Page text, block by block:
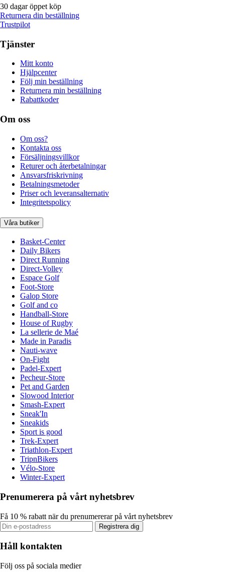
30 dagar öppet köp
Returnera din beställning
Trustpilot
Tjänster
Mitt konto
Hjälpcenter
Följ min beställning
Returnera min beställning
Rabattkoder
Om oss
Om oss?
Kontakta oss
Försäljningsvillkor
Returer och återbetalningar
Ansvarsfriskrivning
Betalningsmetoder
Priser och leveransalternativ
Integritetspolicy
Våra butiker
Basket-Center
Daily Bikers
Direct Running
Direct-Volley
Espace Golf
Foot-Store
Galop Store
Golf and co
Handball-Store
House of Rugby
La sellerie de Maé
Made in Paradis
Nauti-wave
On-Fight
Padel-Expert
Pecheur-Store
Pet and Garden
Slowood Interior
Smash-Expert
Sneak'In
Sneakids
Sport is good
Trek-Expert
Triathlon-Expert
TripnBikers
Vélo-Store
Winter-Expert
Prenumerera på vårt nyhetsbrev
Få 10 % rabatt när du prenumererar på vårt nyhetsbrev
Registrera dig
Håll kontakten
Följ oss på sociala medier